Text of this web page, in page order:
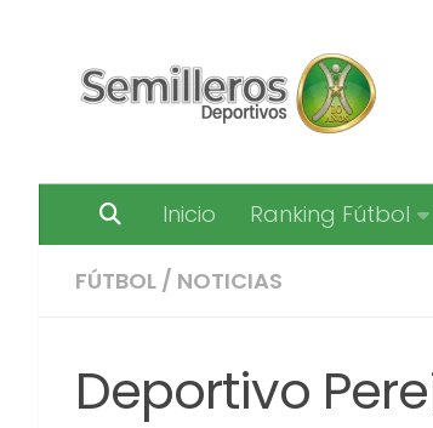
Inicio Ranking Fútbol
FÚTBOL / NOTICIAS
Deportivo